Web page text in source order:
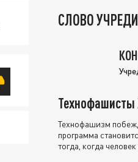
СЛОВО
Технофашисты
Технофашизм
программа
тогда, когда